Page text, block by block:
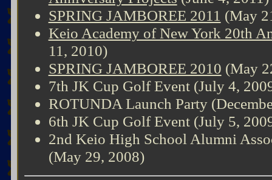
SPRING JAMBOREE 2011 (May
Keio Academy of New York 20th
11, 2010)
SPRING JAMBOREE 2010 (May
7th JK Cup Golf Event (July 4,
ROTUNDA Launch Party
6th JK Cup Golf Event (July 5,
2nd Keio High School Alumni
(May 29, 2008)